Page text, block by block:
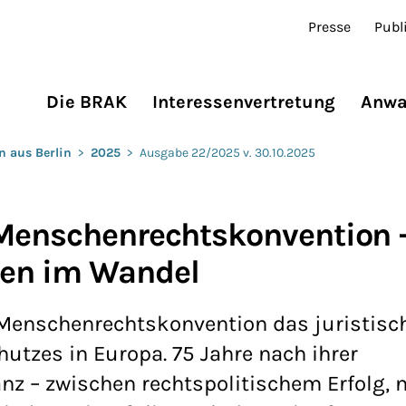
Presse
Die BRAK Interessenvertretung
aus Berlin > 2025 > Ausgabe 22/2025 v. 30.10.2025
im Wandel
das
in Europa. 75 Jahre nach ihrer
– zwischen rechtspolitischem Erfolg,